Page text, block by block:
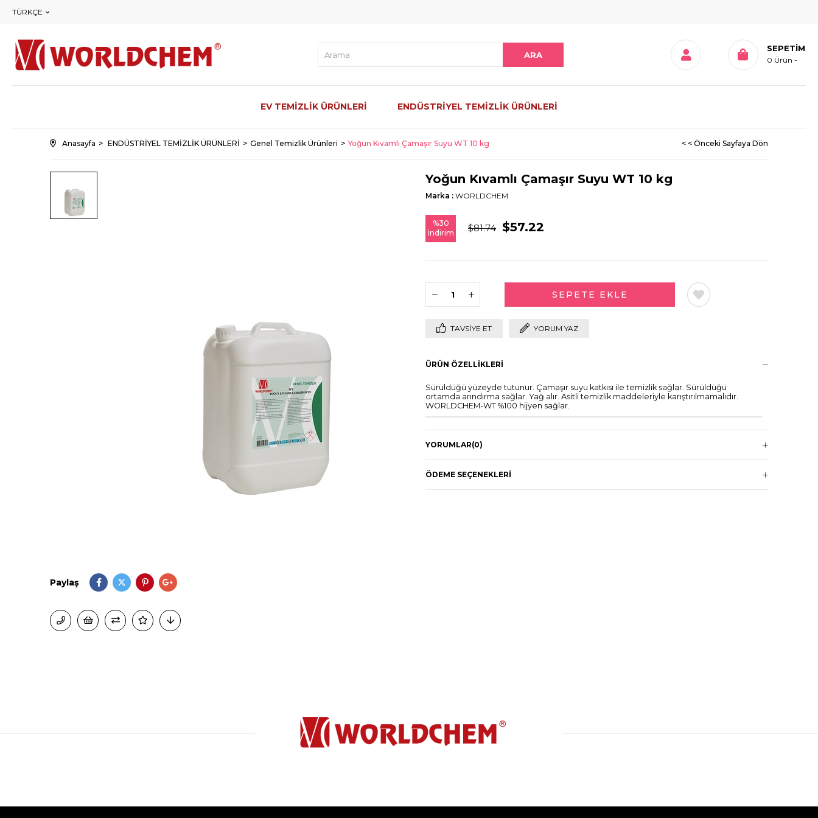
SEPETIM
0 Ürün
TÜRKÇE
EV TEMİZLİK ÜRÜNLERİ ENDÜSTRİYEL TEMİZLİK ÜRÜNLERİ
Anasayfa ENDÜSTRİYEL TEMİZLİK ÜRÜNLERİ Genel Temizlik Ürünleri Yoğun Kıvamlı Çamaşır Suyu WT 10 kg < < Önceki Sayfaya Dön
Paylaş
Yoğun Kıvamlı Çamaşır Suyu WT 10 kg
Marka : WORLDCHEM
%30
İndirim
$81.74 $57.22
TAVSIYE ET YORUM YAZ
ÜRÜN ÖZELLIKLERI
Sürüldüğü yüzeyde tutunur. Çamaşır suyu katkısı ile temizlik sağlar. Sürüldüğü
ortamda arındırma sağlar. Yağ alır. Asitli temizlik maddeleriyle karıştırılmamalıdır.
WORLDCHEM-WT %100 hijyen sağlar.
YORUMLAR(0)
ÖDEME SEÇENEKLERI